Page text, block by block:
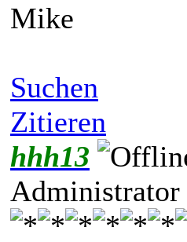
Mike
Suchen
Zitieren
hhh13
Administrator